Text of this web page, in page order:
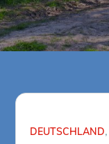
DEUTSCHLAND